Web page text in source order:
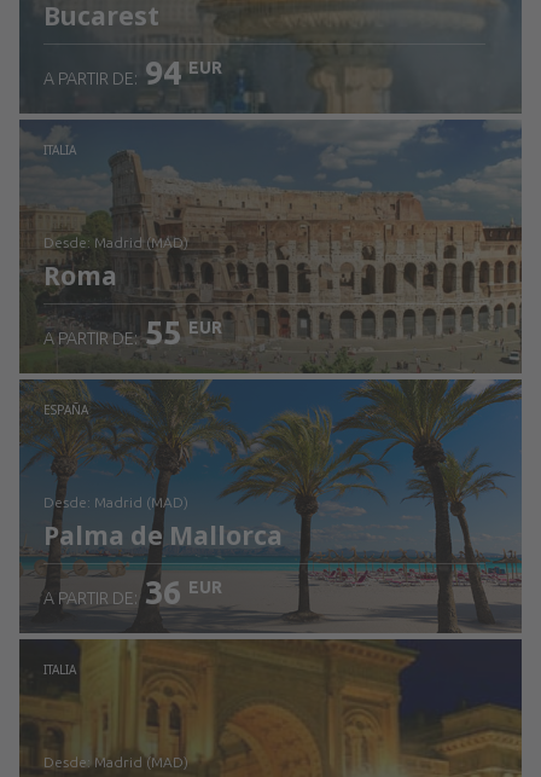
Bucarest
Revisa los detalles
A PARTIR DE: 94 EUR
ITALIA
desde: Madrid (MAD)
Roma
Revisa los detalles
A PARTIR DE: 55 EUR
ESPAÑA
desde: Madrid (MAD)
Palma de Mallorca
Revisa los detalles
A PARTIR DE: 36 EUR
ITALIA
desde: Madrid (MAD)